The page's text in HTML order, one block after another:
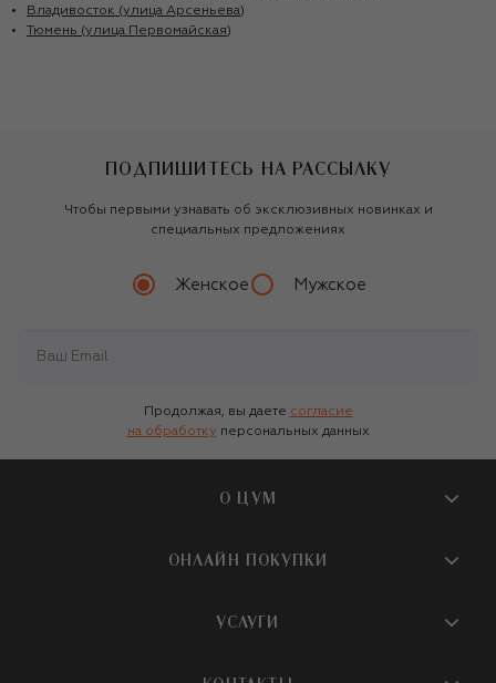
Владивосток (улица Арсеньева)
Тюмень (улица Первомайская)
ПОДПИШИТЕСЬ НА РАССЫЛКУ
Чтобы первыми узнавать об эксклюзивных новинках и
специальных предложениях
Женское Мужское
Продолжая, вы даете согласие
на обработку персональных данных
О ЦУМ
О магазине
Бутики и ПВЗ ЦУМ
ОНЛАЙН ПОКУПКИ
УСЛУГИ